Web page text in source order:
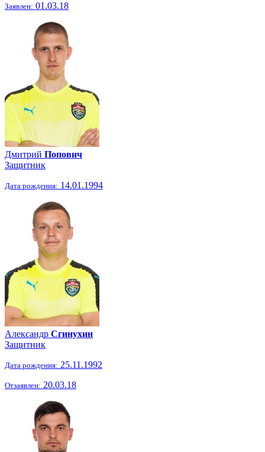
Заявлен: 01.03.18
Дмитрий Попович
Защитник
Дата рождения: 14.01.1994
Александр Сгинухин
Защитник
Дата рождения: 25.11.1992
Отзаявлен: 20.03.18